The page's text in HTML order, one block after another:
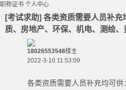
职称证书 个人中心
[考试求助] 各类资质需要人员补
质、房地产、环保、机电、测绘、
18026553548楼主
2022-3-10 11:53:09
各类资质需要人员补充均可